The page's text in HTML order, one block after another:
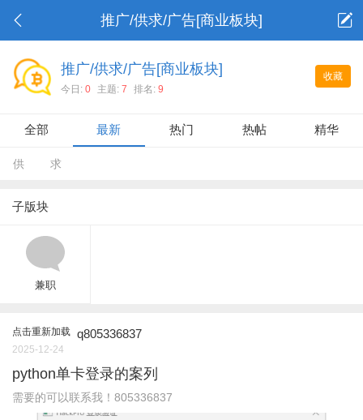
推广/供求/广告[商业板块]
收藏
推广/供求/广告[商业板块]
今日: 0 主题: 7 排名: 9
全部 最新 热门 热帖 精华
供 求
子版块
兼职
点击重新加载 q805336837
2025-12-24
python单卡登录的案列
需要的可以联系我！805336837